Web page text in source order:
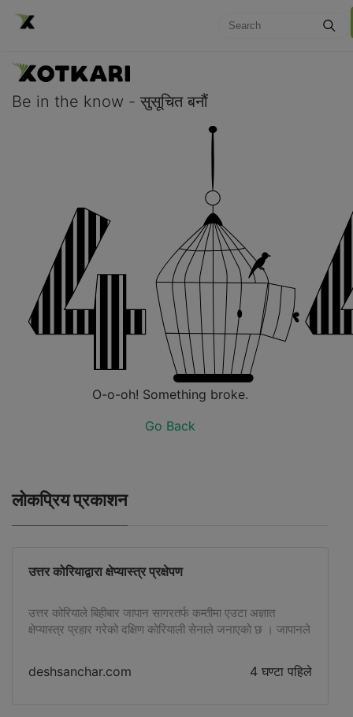
Be in the know - सुसूचित बनौं
O-o-oh! Something broke.
Go Back
लोकप्रिय प्रकाशन
उत्तर कोरियाद्वारा क्षेप्यास्त्र प्रक्षेपण
उत्तर कोरियाले बिहीबार जापान सागरतर्फ कम्तीमा एउटा अज्ञात
क्षेप्यास्त्र प्रहार गरेको दक्षिण कोरियाली सेनाले जनाएको छ । जापानले
deshsanchar.com 4 घण्टा पहिले